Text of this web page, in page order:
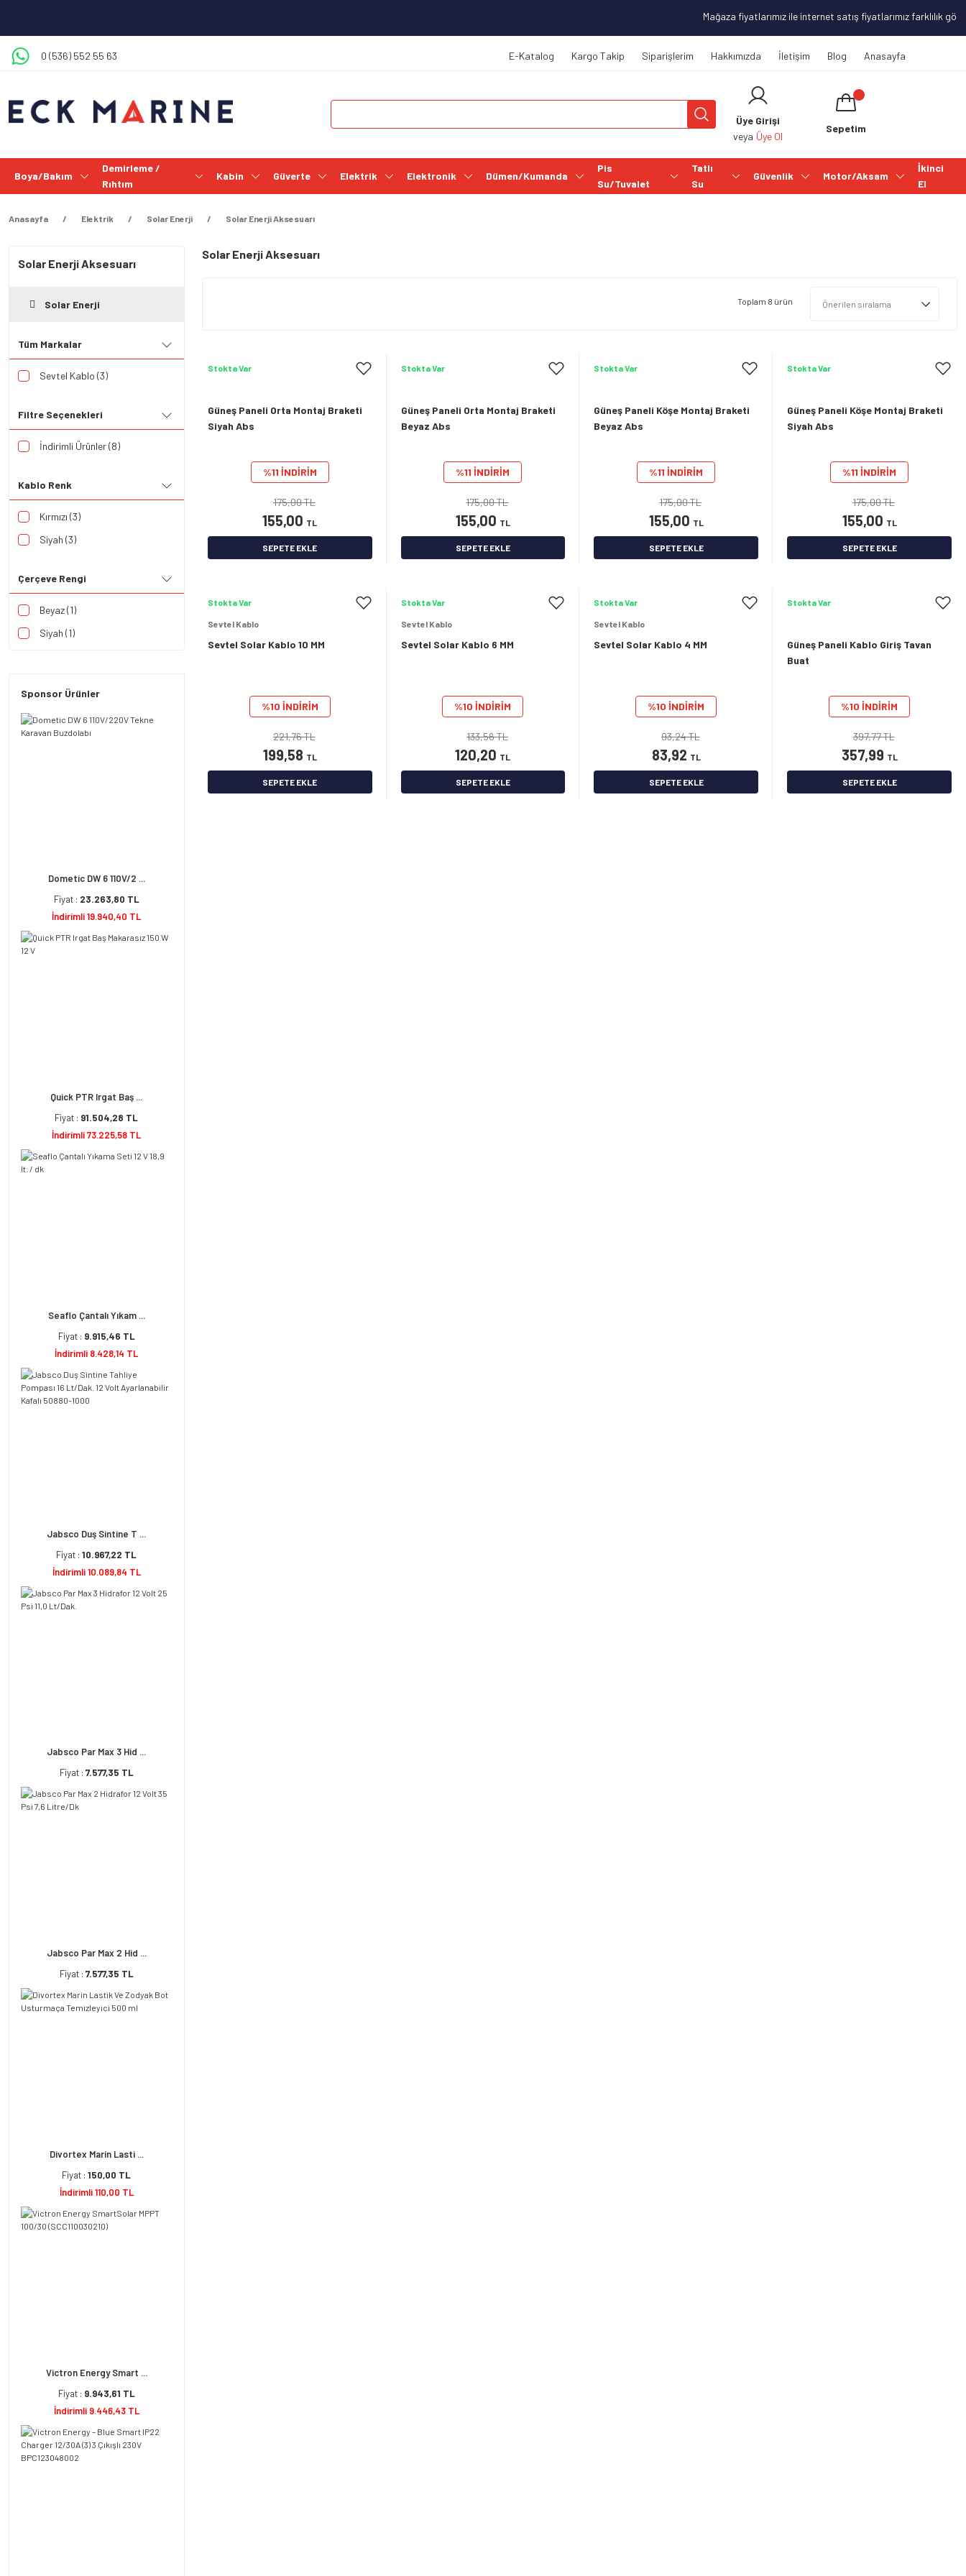
Mağaza fiyatlarımız ile internet satış fiyatlarımız farklılık
0 (536) 552 55 63 E-Katalog Kargo Takip Siparişlerim Hakkımızda İletişim Blog Anasayfa
Üye Girişi
veya Üye Ol
Sepetim
Boya/Bakım
Demirleme /
Rıhtım
Kabin Güverte Elektrik Elektronik Dümen/Kumanda
Pis
Su/Tuvalet
Tatlı
Su
Güvenlik Motor/Aksam
İkinci
El
Anasayfa Elektrik Solar Enerji Solar Enerji Aksesuarı
Solar Enerji Aksesuarı
Solar Enerji
Tüm Markalar
Sevtel Kablo (3)
Filtre Seçenekleri
İndirimli Ürünler (8)
Kablo Renk
Kırmızı (3)
Siyah (3)
Çerçeve Rengi
Beyaz (1)
Siyah (1)
Sponsor Ürünler
Dometic DW 6 110V/2 ...
Fiyat : 23.263,80 TL
İndirimli 19.940,40 TL
Quick PTR Irgat Baş ...
Fiyat : 91.504,28 TL
İndirimli 73.225,58 TL
Seaflo Çantalı Yıkam ...
Fiyat : 9.915,46 TL
İndirimli 8.428,14 TL
Jabsco Duş Sintine T ...
Fiyat :10.967,22 TL
İndirimli 10.089,84 TL
Jabsco Par Max 3 Hid ...
Fiyat : 7.577,35 TL
Jabsco Par Max 2 Hid ...
Fiyat : 7.577,35 TL
Divortex Marin Lasti ...
Fiyat :150,00 TL
İndirimli 110,00 TL
Victron Energy Smart ...
Fiyat : 9.943,61 TL
İndirimli 9.446,43 TL
Solar Enerji Aksesuarı
Toplam 8 ürün
Stokta Var
Güneş Paneli Orta Montaj Braketi
Siyah Abs
%11 İNDİRİM
155,00 TL
175,00 TL
SEPETE EKLE
Stokta Var
Güneş Paneli Orta Montaj Braketi
Beyaz Abs
%11 İNDİRİM
155,00 TL
175,00 TL
SEPETE EKLE
Stokta Var
Güneş Paneli Köşe Montaj Braketi
Beyaz Abs
%11 İNDİRİM
155,00 TL
175,00 TL
SEPETE EKLE
Stokta Var
Güneş Paneli Köşe Montaj Braketi
Siyah Abs
%11 İNDİRİM
155,00 TL
175,00 TL
SEPETE EKLE
Stokta Var
Sevtel Kablo
Sevtel Solar Kablo 10 MM
%10 İNDİRİM
199,58 TL
221,76 TL
SEPETE EKLE
Stokta Var
Sevtel Kablo
Sevtel Solar Kablo 6 MM
%10 İNDİRİM
120,20 TL
133,56 TL
SEPETE EKLE
Stokta Var
Sevtel Kablo
Sevtel Solar Kablo 4 MM
%10 İNDİRİM
83,92 TL
93,24 TL
SEPETE EKLE
Stokta Var
Güneş Paneli Kablo Giriş Tavan
Buat
%10 İNDİRİM
357,99 TL
397,77 TL
SEPETE EKLE